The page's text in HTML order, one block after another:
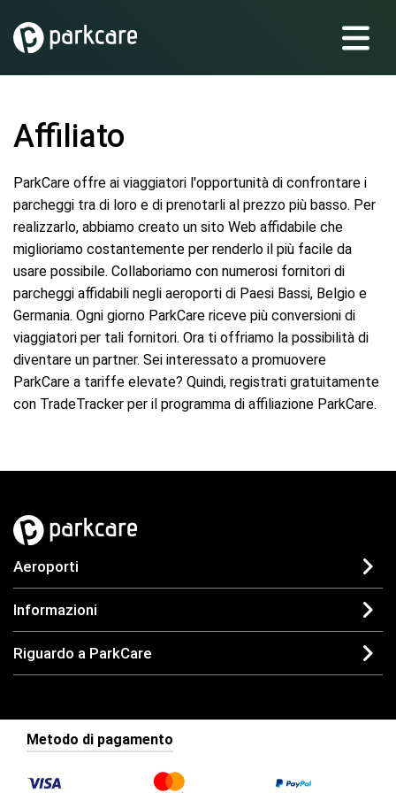
Affiliato
ParkCare offre ai viaggiatori l'opportunità di confrontare i
parcheggi tra di loro e di prenotarli al prezzo più basso. Per
realizzarlo, abbiamo creato un sito Web affidabile che
miglioriamo costantemente per renderlo il più facile da
usare possibile. Collaboriamo con numerosi fornitori di
parcheggi affidabili negli aeroporti di Paesi Bassi, Belgio e
Germania. Ogni giorno ParkCare riceve più conversioni di
viaggiatori per tali fornitori. Ora ti offriamo la possibilità di
diventare un partner. Sei interessato a promuovere
ParkCare a tariffe elevate? Quindi, registrati gratuitamente
con TradeTracker per il programma di affiliazione ParkCare.
Aeroporti
Informazioni
Riguardo a ParkCare
Metodo di pagamento